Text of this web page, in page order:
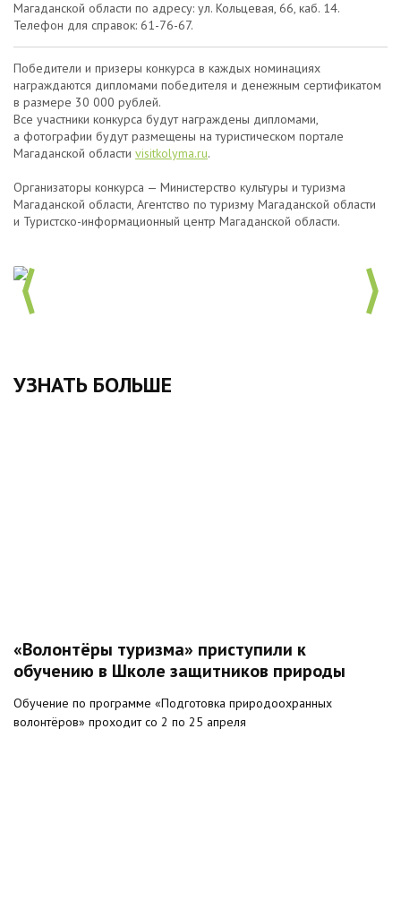
Магаданской области по адресу: ул. Кольцевая, 66, каб. 14.
Телефон для справок: 61-76-67.
Победители и призеры конкурса в каждых номинациях
награждаются дипломами победителя и денежным сертификатом
в размере 30 000 рублей.
Все участники конкурса будут награждены дипломами,
а фотографии будут размещены на туристическом портале
Магаданской области visitkolyma.ru.
Организаторы конкурса — Министерство культуры и туризма
Магаданской области, Агентство по туризму Магаданской области
и Туристско-информационный центр Магаданской области.
УЗНАТЬ БОЛЬШЕ
«Волонтёры туризма» приступили к
обучению в Школе защитников природы
Обучение по программе «Подготовка природоохранных
волонтёров» проходит со 2 по 25 апреля